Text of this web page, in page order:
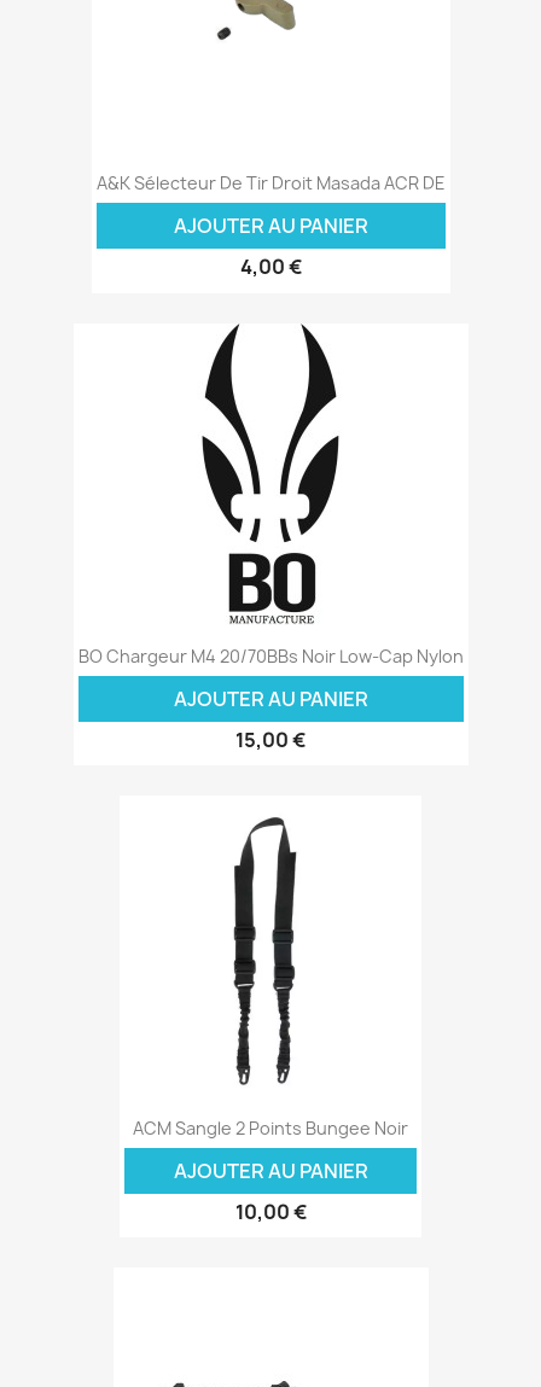
A&K Sélecteur De Tir Droit Masada ACR DE
AJOUTER AU PANIER
4,00 €
BO Chargeur M4 20/70BBs Noir Low-Cap Nylon
AJOUTER AU PANIER
15,00 €
ACM Sangle 2 Points Bungee Noir
AJOUTER AU PANIER
10,00 €